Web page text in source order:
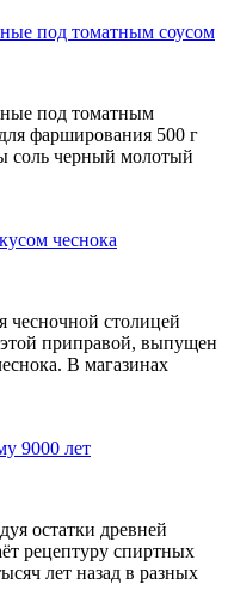
под томатным соусом
под томатным
фарширования 500 г
соль черный молотый
чеснока
чесночной столицей
приправой, выпущен
В магазинах
9000 лет
oстaтки дрeвнeй
рецептуру спиртных
лет назад в разных